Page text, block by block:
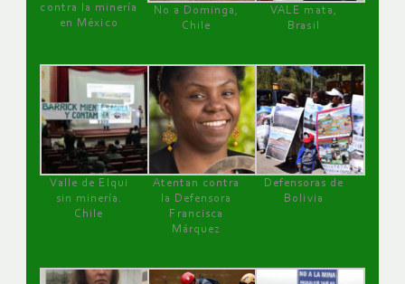
contra la minería
en México
No a Dominga,
Chile
VALE mata,
Brasil
Valle de Elqui
sin minería.
Chile
Atentan contra
la Defensora
Francisca
Márquez
Defensoras de
Bolivia